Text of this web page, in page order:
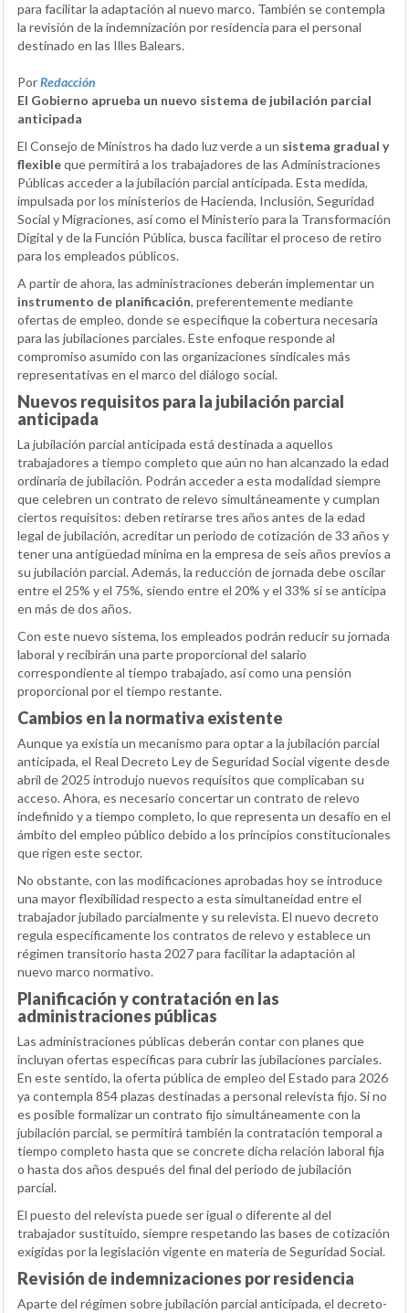
para facilitar la adaptación al nuevo marco. También se contempla
la revisión de la indemnización por residencia para el personal
destinado en las Illes Balears.
PorRedacción
El Gobierno aprueba un nuevo sistema de jubilación parcial
anticipada
El Consejo de Ministros ha dado luz verde a un sistema gradual y
flexibleque permitirá a los trabajadores de las Administraciones
Públicas acceder a la jubilación parcial anticipada. Esta medida,
impulsada por los ministerios de Hacienda, Inclusión, Seguridad
Social y Migraciones, así como el Ministerio para la Transformación
Digital y de la Función Pública, busca facilitar el proceso de retiro
para los empleados públicos.
A partir de ahora, las administraciones deberán implementar un
instrumento de planificación, preferentemente mediante
ofertas de empleo, donde se especifique la cobertura necesaria
para las jubilaciones parciales. Este enfoque responde al
compromiso asumido con las organizaciones sindicales más
representativas en el marco del diálogo social.
Nuevos requisitos para la jubilación parcial
anticipada
La jubilación parcial anticipada está destinada a aquellos
trabajadores a tiempo completo que aún no han alcanzado la edad
ordinaria de jubilación. Podrán acceder a esta modalidad siempre
que celebren un contrato de relevo simultáneamente y cumplan
ciertos requisitos: deben retirarse tres años antes de la edad
legal de jubilación, acreditar un periodo de cotización de 33 años y
tener una antigüedad mínima en la empresa de seis años previos a
su jubilación parcial. Además, la reducción de jornada debe oscilar
entre el 25% y el 75%, siendo entre el 20% y el 33% si se anticipa
en más de dos años.
Con este nuevo sistema, los empleados podrán reducir su jornada
laboral y recibirán una parte proporcional del salario
correspondiente al tiempo trabajado, así como una pensión
proporcional por el tiempo restante.
Cambios en la normativa existente
Aunque ya existía un mecanismo para optar a la jubilación parcial
anticipada, el Real Decreto Ley de Seguridad Social vigente desde
abril de 2025 introdujo nuevos requisitos que complicaban su
acceso. Ahora, es necesario concertar un contrato de relevo
indefinido y a tiempo completo, lo que representa un desafío en el
ámbito del empleo público debido a los principios constitucionales
que rigen este sector.
No obstante, con las modificaciones aprobadas hoy se introduce
una mayor flexibilidad respecto a esta simultaneidad entre el
trabajador jubilado parcialmente y su relevista. El nuevo decreto
regula específicamente los contratos de relevo y establece un
régimen transitorio hasta 2027 para facilitar la adaptación al
nuevo marco normativo.
Planificación y contratación en las
administraciones públicas
Las administraciones públicas deberán contar con planes que
incluyan ofertas específicas para cubrir las jubilaciones parciales.
En este sentido, la oferta pública de empleo del Estado para 2026
ya contempla 854 plazas destinadas a personal relevista fijo. Si no
es posible formalizar un contrato fijo simultáneamente con la
jubilación parcial, se permitirá también la contratación temporal a
tiempo completo hasta que se concrete dicha relación laboral fija
o hasta dos años después del final del periodo de jubilación
parcial.
El puesto del relevista puede ser igual o diferente al del
trabajador sustituido, siempre respetando las bases de cotización
exigidas por la legislación vigente en materia de Seguridad Social.
Revisión de indemnizaciones por residencia
Aparte del régimen sobre jubilación parcial anticipada, el decreto-